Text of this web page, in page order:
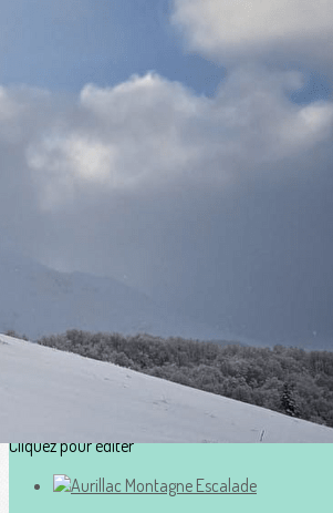
Exporter les lignes sélectionnées
Exporter toutes les colonnes
Exporter uniquement les colonnes affichées
Images de la page d'accueil
Ajoutez un logo, un bouton, des réseaux sociaux
Cliquez pour éditer